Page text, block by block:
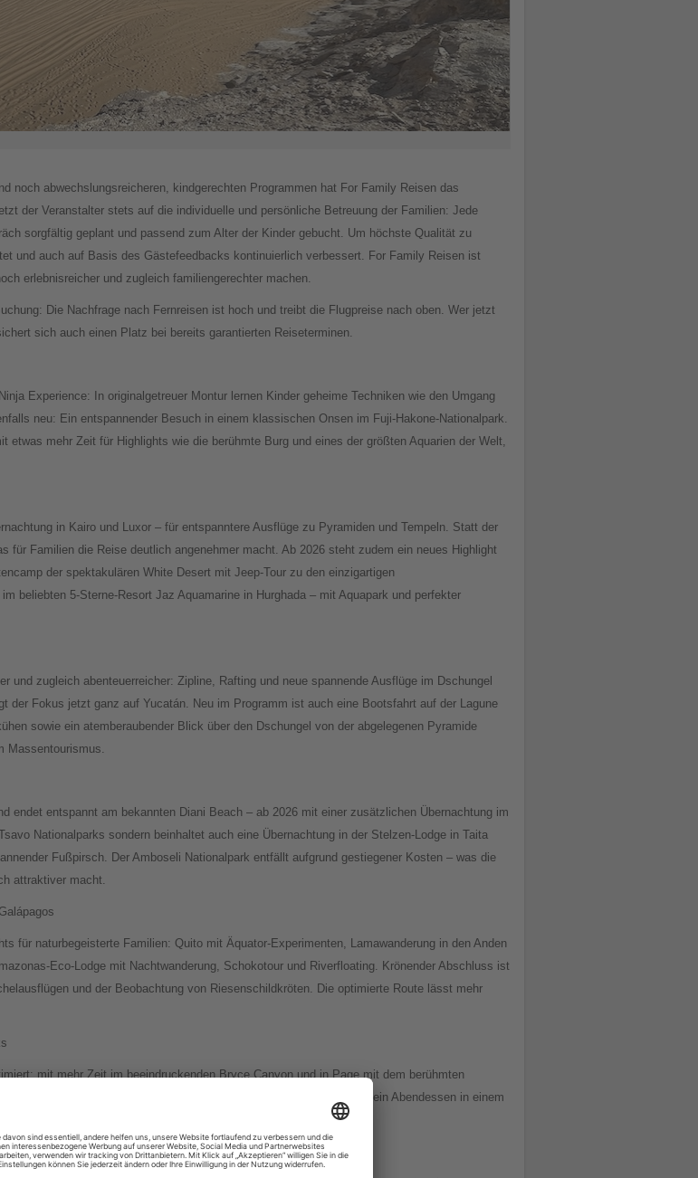
noch abwechslungsreicheren, kindgerechten Programmen hat For Family Reisen das
der Veranstalter stets auf die individuelle und persönliche Betreuung der Familien: Jede
sorgfältig geplant und passend zum Alter der Kinder gebucht. Um höchste Qualität zu
und auch auf Basis des Gästefeedbacks kontinuierlich verbessert. For Family Reisen ist
erlebnisreicher und zugleich familiengerechter machen.
Die Nachfrage nach Fernreisen ist hoch und treibt die Flugpreise nach oben. Wer jetzt
sich auch einen Platz bei bereits garantierten Reiseterminen.
Experience: In originalgetreuer Montur lernen Kinder geheime Techniken wie den Umgang
neu: Ein entspannender Besuch in einem klassischen Onsen im Fuji-Hakone-Nationalpark.
mehr Zeit für Highlights wie die berühmte Burg und eines der größten Aquarien der Welt,
in Kairo und Luxor – für entspanntere Ausflüge zu Pyramiden und Tempeln. Statt der
für Familien die Reise deutlich angenehmer macht. Ab 2026 steht zudem ein neues Highlight
der spektakulären White Desert mit Jeep-Tour zu den einzigartigen
beliebten 5-Sterne-Resort Jaz Aquamarine in Hurghada – mit Aquapark und perfekter
und zugleich abenteuerreicher: Zipline, Rafting und neue spannende Ausflüge im Dschungel
der Fokus jetzt ganz auf Yucatán. Neu im Programm ist auch eine Bootsfahrt auf der Lagune
sowie ein atemberaubender Blick über den Dschungel von der abgelegenen Pyramide
Massentourismus.
endet entspannt am bekannten Diani Beach – ab 2026 mit einer zusätzlichen Übernachtung im
Nationalparks sondern beinhaltet auch eine Übernachtung in der Stelzen-Lodge in Taita
Fußpirsch. Der Amboseli Nationalpark entfällt aufgrund gestiegener Kosten – was die
attraktiver macht.
für naturbegeisterte Familien: Quito mit Äquator-Experimenten, Lamawanderung in den Anden
Eco-Lodge mit Nachtwanderung, Schokotour und Riverfloating. Krönender Abschluss ist
und der Beobachtung von Riesenschildkröten. Die optimierte Route lässt mehr
mit mehr Zeit im beeindruckenden Bryce Canyon und in Page mit dem berühmten
ist der Besuch der legendären Route 66 – mit der Möglichkeit für ein Abendessen in einem